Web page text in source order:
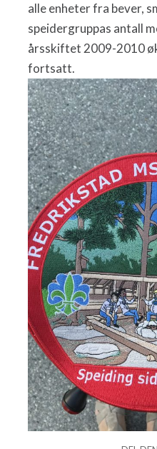
alle enheter fra bever,
speidergruppas antall
årsskiftet 2009-2010
fortsatt.